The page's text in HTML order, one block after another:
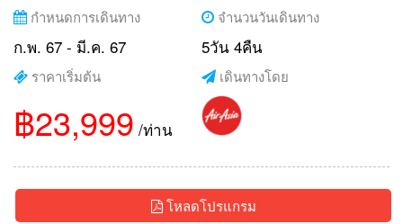
กำหนดการเดินทาง
ก.พ. 67 - มี.ค. 67
จำนวนวันเดินทาง
5วัน 4คืน
ราคาเริ่มต้น
฿23,999 /ท่าน
เดินทางโดย
โหลดโปรแกรม